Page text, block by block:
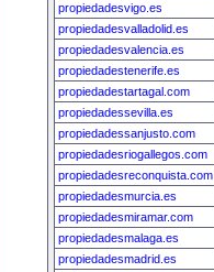
propiedadesvigo.es
propiedadesvalladolid.es
propiedadesvalencia.es
propiedadestenerife.es
propiedadestartagal.com
propiedadessevilla.es
propiedadessanjusto.com
propiedadesriogallegos.com
propiedadesreconquista.com
propiedadesmurcia.es
propiedadesmiramar.com
propiedadesmalaga.es
propiedadesmadrid.es